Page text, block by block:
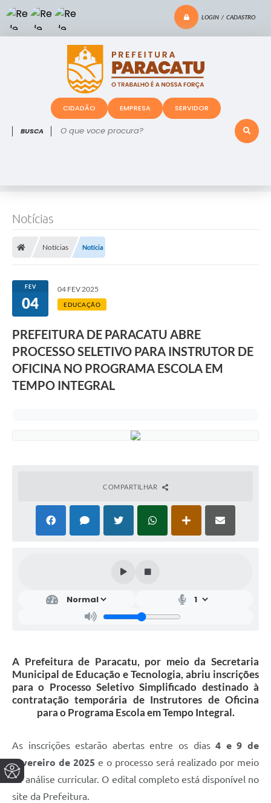
LOGIN / CADASTRO
O que voce procura?
CIDADÃO EMPRESA SERVIDOR
Notícias
Notícias Notícia
FEV
04
04 FEV 2025
EDUCAÇÃO
PREFEITURA DE PARACATU ABRE
PROCESSO SELETIVO PARA INSTRUTOR DE
OFICINA NO PROGRAMA ESCOLA EM
TEMPO INTEGRAL
COMPARTILHAR
A Prefeitura de Paracatu, por meio da Secretaria
Municipal de Educação e Tecnologia, abriu inscrições
para o Processo Seletivo Simplificado destinado à
contratação temporária de Instrutores de Oficina
para o Programa Escola em Tempo Integral.
As inscrições estarão abertas entre os dias4 e 9 de
fevereiro de 2025 e o processo será realizado por meio
de análise curricular. O edital completo está disponível no
site da Prefeitura.